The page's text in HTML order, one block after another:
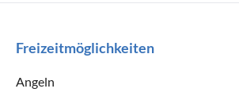
Freizeitmöglichkeiten
Angeln